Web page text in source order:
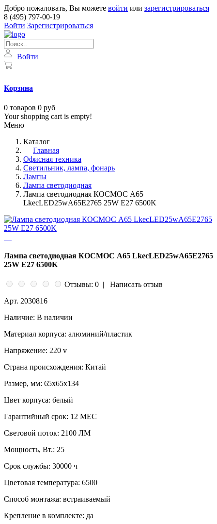
Добро пожаловать, Вы можете войти или зарегистрироваться
8 (495) 797-00-19
Войти Зарегистрироваться
Войти
Корзина
0 товаров 0 руб
Your shopping cart is empty!
Меню
Каталог
Главная
Офисная техника
Светильник, лампа, фонарь
Лампы
Лампа светодиодная
Лампа светодиодная КОСМОС А65
LkecLED25wA65E2765 25W Е27 6500K
Лампа светодиодная КОСМОС А65 LkecLED25wA65E2765
25W Е27 6500K
Отзывы: 0 |
Написать отзыв
Арт. 2030816
Наличие: В наличии
Материал корпуса: алюминий/пластик
Напряжение: 220 v
Страна происхождения: Китай
Размер, мм: 65x65x134
Цвет корпуса: белый
Гарантийный срок: 12 МЕС
Световой поток: 2100 ЛМ
Мощность, Вт.: 25
Срок службы: 30000 ч
Цветовая температура: 6500
Способ монтажа: встраиваемый
Крепление в комплекте: да